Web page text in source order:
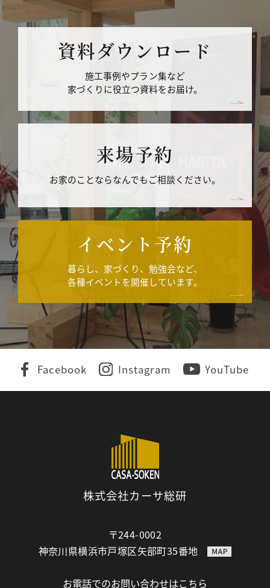
資料ダウンロード
施工事例やプラン集など
家づくりに役立つ資料をお届け。
来場予約
お家のことならなんでもご相談ください。
イベント予約
暮らし、家づくり、勉強会など、
各種イベントを開催しています。
Facebook Instagram YouTube
株式会社カーサ総研
〒244-0002
神奈川県横浜市戸塚区矢部町35番地
お電話でのお問い合わせはこちら